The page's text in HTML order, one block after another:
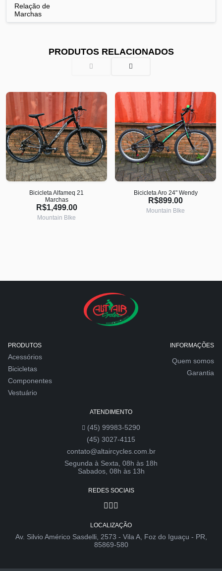
Relação de
Marchas
PRODUTOS RELACIONADOS
Bicicleta Alfameq 21
Marchas
R$1,499.00
Mountain BIke
Bicicleta Aro 24" Wendy
R$899.00
Mountain BIke
PRODUTOS
Acessórios
Bicicletas
Componentes
Vestuário
INFORMAÇÕES
Quem somos
Garantia
ATENDIMENTO
(45) 99983-5290
(45) 3027-4115
contato@altaircycles.com.br
Segunda à Sexta, 08h às 18h
Sabados, 08h às 13h
REDES SOCIAIS
LOCALIZAÇÃO
Av. Silvio Américo Sasdelli, 2573 - Vila A, Foz do Iguaçu - PR,
85869-580